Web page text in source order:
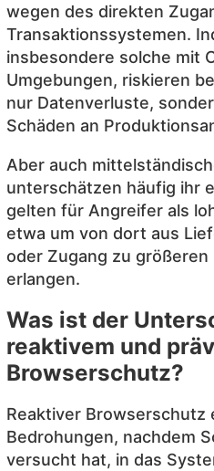
wegen des direkten
Transaktionssystemen.
insbesondere solche mit
Umgebungen, riskieren
nur Datenverluste,
Schäden an
Aber auch
unterschätzen häufig ihr
gelten für Angreifer als
etwa um von dort aus
oder Zugang zu
erlangen.
Was ist der
reaktivem und
Browserschutz?
Reaktiver
Bedrohungen, nachdem
versucht hat, in das